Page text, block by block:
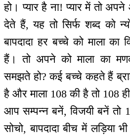
हो। प्यार है ना! प्यार में तो
देते हैं, यह तो सिर्फ शब्द को
बापदादा हर बच्चे को माला का
हैं। तो अपने को माला का
समझते हो? कई बच्चे कहते हैं
है और माला 108 की है तो 108
आप सम्पन्न बनें, विजयी बनें तो
सोचो, बापदादा बीच में लड़िया